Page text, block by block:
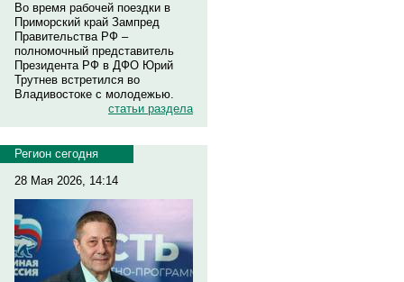
Во время рабочей поездки в
Приморский край Зампред
Правительства РФ –
полномочный представитель
Президента РФ в ДФО Юрий
Трутнев встретился во
Владивостоке с молодежью.
статьи раздела
Регион сегодня
28 Мая 2026, 14:14